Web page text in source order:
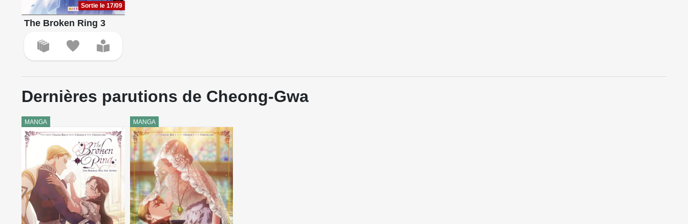
Sortie le 17/09
The Broken Ring 3
Dernières parutions de Cheong-Gwa
MANGA MANGA